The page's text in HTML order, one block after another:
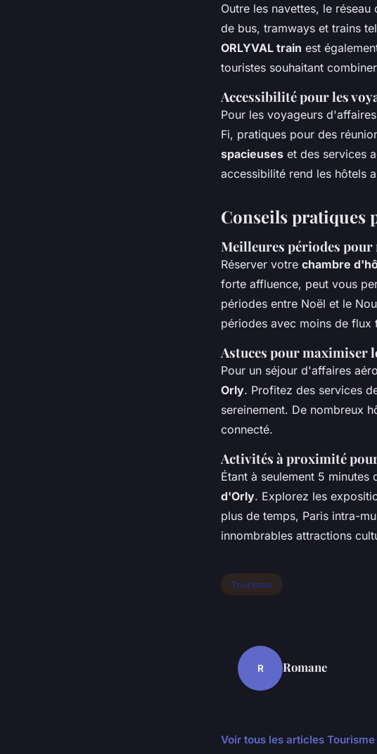
Outre les navettes, le réseau
de bus, tramways et trains
ORLYVAL train est
touristes souhaitant
Accessibilité pour les
Pour les voyageurs
Fi, pratiques pour des
spacieuses et des services
accessibilité rend les hôtels
Conseils pratiques
Meilleures périodes pour
Réserver votre chambre
forte affluence, peut vous
périodes entre Noël et le
périodes avec moins de
Astuces pour maximiser
Pour un séjour d'affaires
Orly. Profitez des services
sereinement. De nombreux
connecté.
Activités à proximité
Étant à seulement 5
d'Orly. Explorez les
plus de temps, Paris intra-
innombrables attractions
Tourisme
R Romane
Voir tous les articles